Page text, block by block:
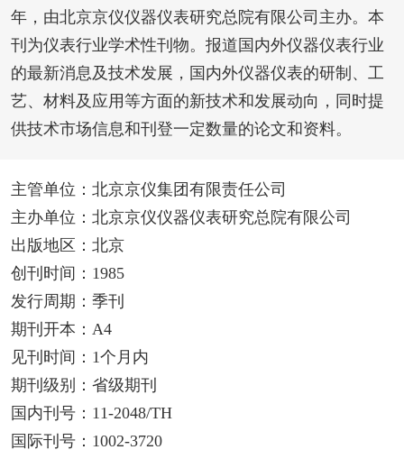
年，由北京京仪仪器仪表研究总院有限公司主办。本
刊为仪表行业学术性刊物。报道国内外仪器仪表行业
的最新消息及技术发展，国内外仪器仪表的研制、工
艺、材料及应用等方面的新技术和发展动向，同时提
供技术市场信息和刊登一定数量的论文和资料。
主管单位：北京京仪集团有限责任公司
主办单位：北京京仪仪器仪表研究总院有限公司
出版地区：北京
创刊时间：1985
发行周期：季刊
期刊开本：A4
见刊时间：1个月内
期刊级别：省级期刊
国内刊号：11-2048/TH
国际刊号：1002-3720